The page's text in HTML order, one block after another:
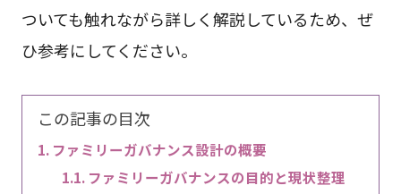
ついても触れながら詳しく解説しているため、ぜ
ひ参考にしてください。
この記事の目次
ファミリーガバナンス設計の概要
ファミリーガバナンスの目的と現状整理